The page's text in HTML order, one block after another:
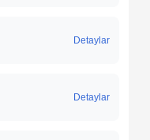
Detaylar
Detaylar